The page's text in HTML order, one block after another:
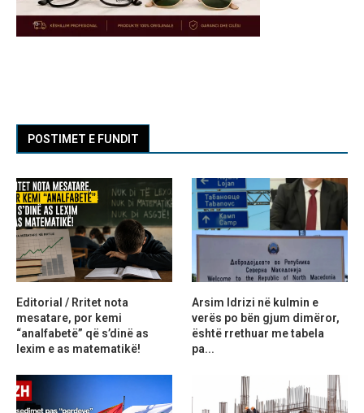
POSTIMET E FUNDIT
Editorial / Rritet nota
mesatare, por kemi
“analfabetë” që s’dinë as
lexim e as matematikë!
Arsim Idrizi në kulmin e
verës po bën gjum dimëror,
është rrethuar me tabela
pa...